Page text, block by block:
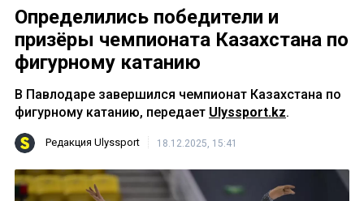
Определились победители и
призёры чемпионата Казахстана по
фигурному катанию
В Павлодаре завершился чемпионат Казахстана по
фигурному катанию, передает Ulyssport.kz.
Редакция Ulyssport 18.12.2025, 15:41